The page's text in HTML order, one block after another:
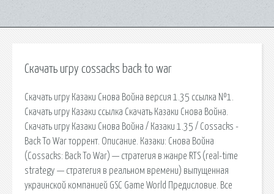
Скачать игру cossacks back to war
Скачать игру Казаки Снова Война версия 1.35 ссылка №1.
Скачать игру Казаки ссылка Скачать Казаки Снова Война.
Скачать игру Казаки Снова Война / Казаки 1.35 / Cossacks -
Back To War торрент. Описание. Казаки: Снова Война
(Cossacks: Back To War) — стратегия в жанре RTS (real-time
strategy — стратегия в реальном времени) выпущенная
украинской компанией GSC Game World Предисловие. Все